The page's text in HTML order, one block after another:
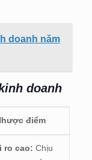
doanh năm
doanh
điểm
ro cao: Chịu